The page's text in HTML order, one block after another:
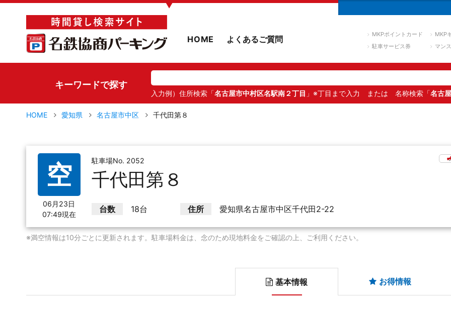
▼
HOME よくあるご質問 MKPポイントカード
MKP
駐車サービス券
マン
キーワードで探す
入力例）住所検索「名古屋市中村区名駅南２丁目 」※丁目まで入力 または 名称検索「名古
HOME 愛知県 名古屋市中区 千代田第８
空
06月23日
07:49現在
駐車場No. 2052
千代田第８
台数 18台 住所 愛知県名古屋市中区千代田2-22
※満空情報は10分ごとに更新されます。駐車場料金は、念のため現地料金をご確認の上、ご利用ください。
基本情報 お得情報